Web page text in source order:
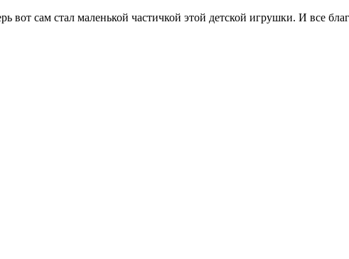
вот сам стал маленькой частичкой этой детской игрушки. И все